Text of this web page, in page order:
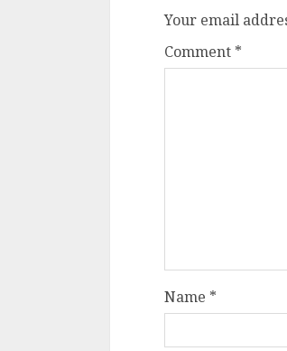
Your email
Comment *
Name *